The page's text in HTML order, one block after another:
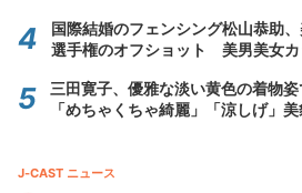
国際結婚のフェンシング松山恭助
選手権のオフショット 美男美女カ
三田寛子、優雅な淡い黄色の着物
「めちゃくちゃ綺麗」「涼しげ」
J-CAST ニュース